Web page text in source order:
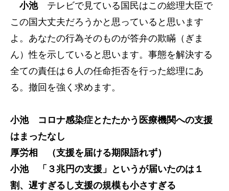
小池テレビで見ている国民はこの総理大臣で
この国大丈夫だろうかと思っていると思います
よ。あなたの行為そのものが答弁の欺瞞（ぎま
ん）性を示していると思います。事態を解決する
全ての責任は６人の任命拒否を行った総理にあ
る。撤回を強く求めます。
小池 コロナ感染症とたたかう医療機関への支援
はまったなし
厚労相 （支援を届ける期限語れず）
小池 「３兆円の支援」というが届いたのは１
割、遅すぎるし支援の規模も小さすぎる